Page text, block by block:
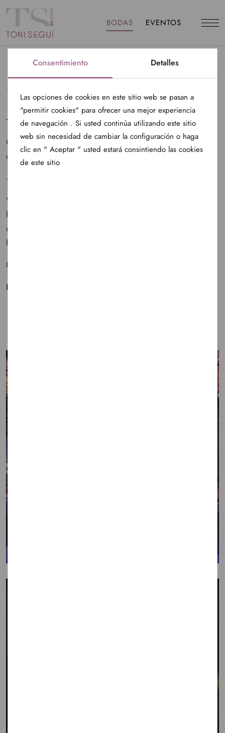
BODAS EVENTOS
UNA BODA EN FIN DE
AÑO
Original fue el pedido de una pareja para casarse el señalado
día de Fin de Año.
«Nos gustó», «Estamos animados»
Y este fue el resultado, un iglú espectacular convertido en una
hermosa sala de fiestas donde los novios y sus invitados
disfrutaron de una boda impresionante y una original y
hermosa víspera de Año Nuevo.
Una celebración del 31 de diciembre para recordar.
Fotografía:
Consentimiento Detalles
Las opciones de cookies en este sitio web se pasan a
"permitir cookies" para ofrecer una mejor experiencia
de navegación . Si usted continúa utilizando este sitio
web sin necesidad de cambiar la configuración o haga
clic en " Aceptar " usted estará consintiendo las cookies
de este sitio